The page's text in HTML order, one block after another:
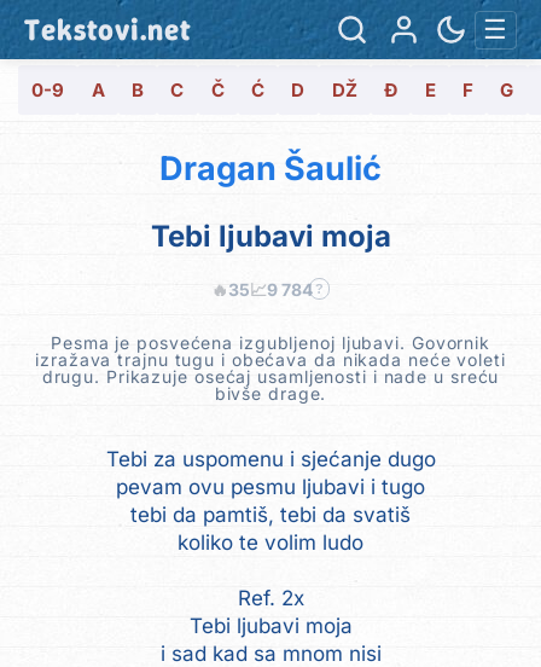
Tekstovi.net ☰
0-9 A B C Č Ć D DŽ Đ E F G
Dragan Šaulić
Tebi ljubavi moja
🔥35📈9 784 ?
Pesma je posvećena izgubljenoj ljubavi. Govornik
izražava trajnu tugu i obećava da nikada neće voleti
drugu. Prikazuje osećaj usamljenosti i nade u sreću
bivše drage.
Tebi za uspomenu i sjećanje dugo
pevam ovu pesmu ljubavi i tugo
tebi da pamtiš, tebi da svatiš
koliko te volim ludo
Ref. 2x
Tebi ljubavi moja
i sad kad sa mnom nisi